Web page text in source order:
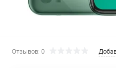
Отзывов: 0
8 800